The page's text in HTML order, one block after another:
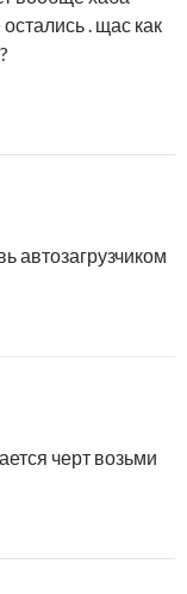
. щас как
автозагрузчиком
черт возьми